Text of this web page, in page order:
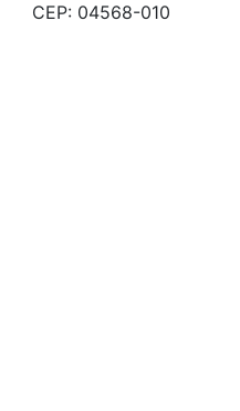
CEP: 04568-010